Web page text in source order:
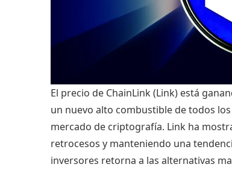
El precio de ChainLink (Link) está
un nuevo alto combustible de todos
mercado de criptografía. Link ha
retrocesos y manteniendo una
inversores retorna a las alternativas